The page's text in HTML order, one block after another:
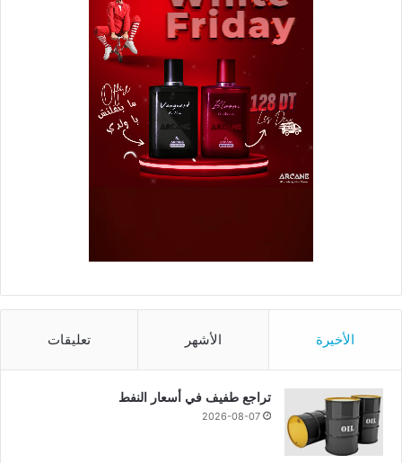
الأخيرة الأشهر تعليقات
تراجع طفيف في أسعار النفط
2026-08-07